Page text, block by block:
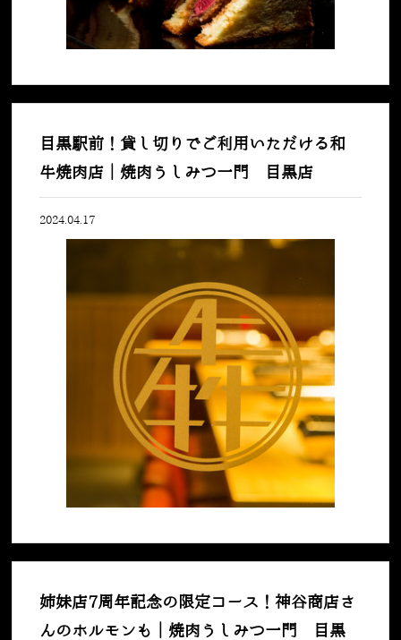
目黒駅前！貸し切りでご利用いただける和
牛焼肉店｜焼肉うしみつ一門 目黒店
2024.04.17
姉妹店7周年記念の限定コース！神谷商店さ
んのホルモンも｜焼肉うしみつ一門 目黒